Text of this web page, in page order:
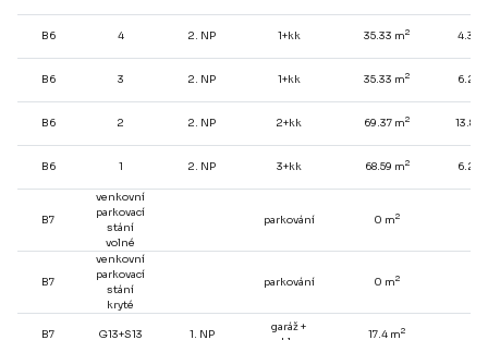
B6 4 2. NP 1+kk 35.33 m2 4.39
B6 3 2. NP 1+kk 35.33 m2 6.28
B6 2 2. NP 2+kk 69.37 m2 13.82
B6 1 2. NP 3+kk 68.59 m2 6.28
B7
venkovní
parkovací
stání
volné
parkování 0 m2
B7
venkovní
parkovací
stání
kryté
parkování 0 m2
B7 G13+S13 1. NP
garáž +
17.4 m2